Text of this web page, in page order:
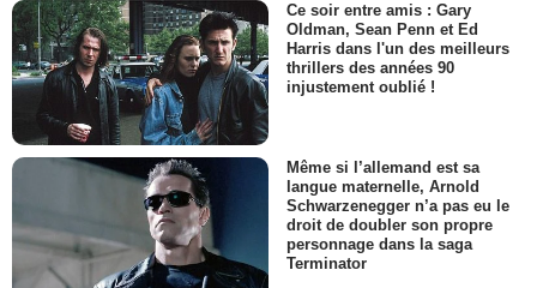
Ce soir entre amis : Gary
Oldman, Sean Penn et Ed
Harris dans l'un des meilleurs
thrillers des années 90
injustement oublié !
Même si l’allemand est sa
langue maternelle, Arnold
Schwarzenegger n’a pas eu le
droit de doubler son propre
personnage dans la saga
Terminator